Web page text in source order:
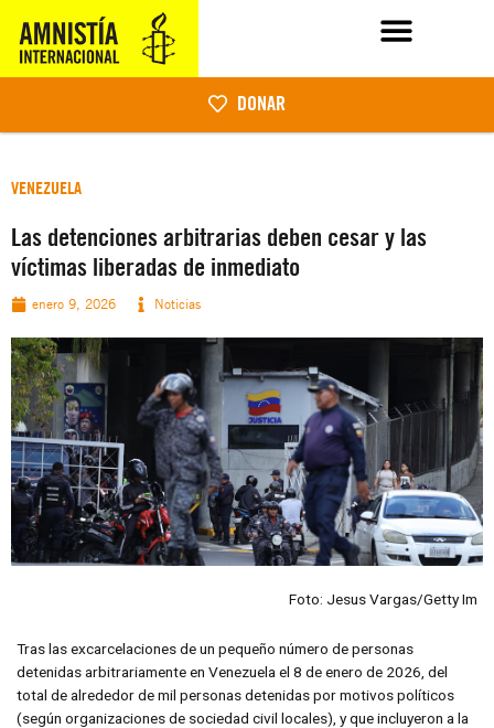
DONAR
VENEZUELA
Las detenciones arbitrarias deben cesar y las
víctimas liberadas de inmediato
enero 9, 2026 Noticias
Foto: Jesus Vargas/Getty Im
Tras las excarcelaciones de un pequeño número de personas
detenidas arbitrariamente en Venezuela el 8 de enero de 2026, del
total de alrededor de mil personas detenidas por motivos políticos
(según organizaciones de sociedad civil locales), y que incluyeron a la